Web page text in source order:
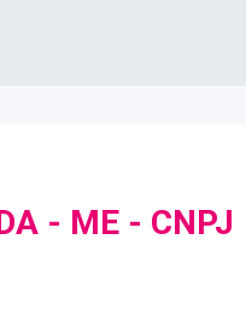
- ME - CNPJ